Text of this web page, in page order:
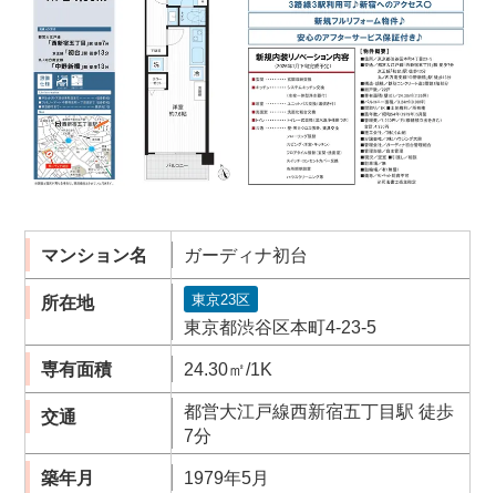
マンション名 ガーディナ初台
所在地 東京23区
東京都渋谷区本町4-23-5
専有面積 24.30㎡/1K
交通
都営大江戸線西新宿五丁目駅 徒歩
7分
築年月 1979年5月